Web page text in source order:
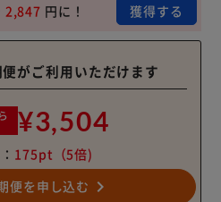
2,847 円に！ 獲得する
がご利用いただけます
¥3,504
175pt （5倍)
便を申し込む navigate_next